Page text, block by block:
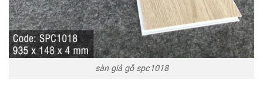
sàn giả gỗ spc1018